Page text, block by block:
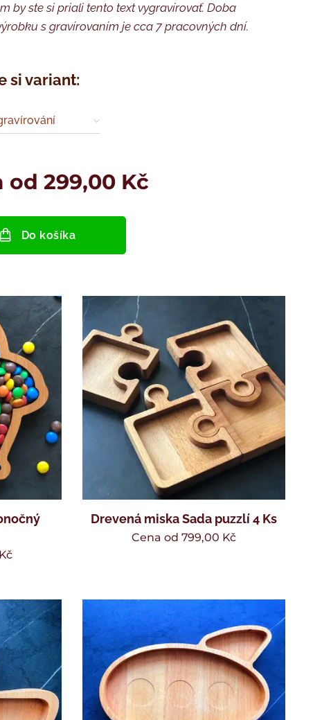
by ste si priali tento text vygravírovať. Doba
s gravírovaním je cca 7 pracovných dní.
si variant:
od299,00 Kč
Do košíka
Kč
Drevená miska Sada puzzlí 4 Ks
Cena od 799,00 Kč